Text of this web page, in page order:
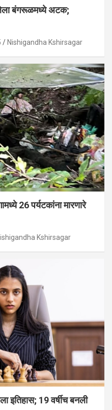
बंगरूळमध्ये अटक;
Nishigandha Kshirsagar
26 पर्यटकांना मारणारे
Kshirsagar
इतिहास; 19 वर्षीच बनली